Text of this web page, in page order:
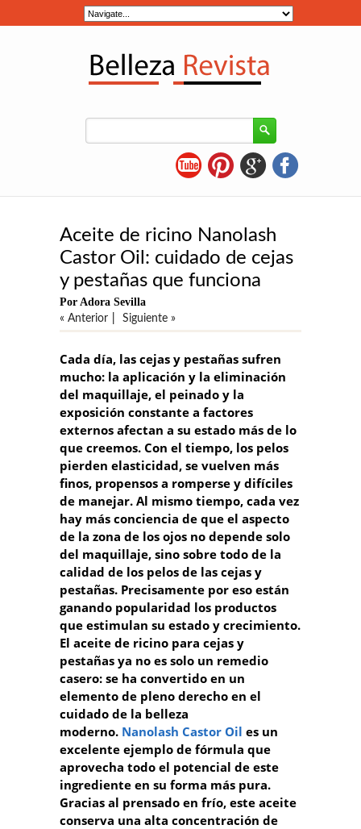
Aceite de ricino Nanolash
Castor Oil: cuidado de cejas
y pestañas que funciona
Por Adora Sevilla
« Anterior Siguiente »
Cada día, las cejas y pestañas sufren
mucho: la aplicación y la eliminación
del maquillaje, el peinado y la
exposición constante a factores
externos afectan a su estado más de lo
que creemos. Con el tiempo, los pelos
pierden elasticidad, se vuelven más
finos, propensos a romperse y difíciles
de manejar. Al mismo tiempo, cada vez
hay más conciencia de que el aspecto
de la zona de los ojos no depende solo
del maquillaje, sino sobre todo de la
calidad de los pelos de las cejas y
pestañas. Precisamente por eso están
ganando popularidad los productos
que estimulan su estado y crecimiento.
El aceite de ricino para cejas y
pestañas ya no es solo un remedio
casero: se ha convertido en un
elemento de pleno derecho en el
cuidado de la belleza
moderno. Nanolash Castor Oil es un
excelente ejemplo de fórmula que
aprovecha todo el potencial de este
ingrediente en su forma más pura.
Gracias al prensado en frío, este aceite
conserva una alta concentración de